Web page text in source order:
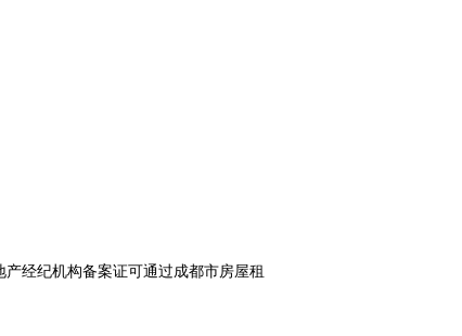
经纪机构备案证可通过成都市房屋租